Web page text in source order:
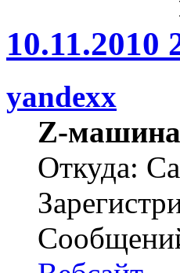
10.11.2010
yandexx
Z-машина
Откуда: